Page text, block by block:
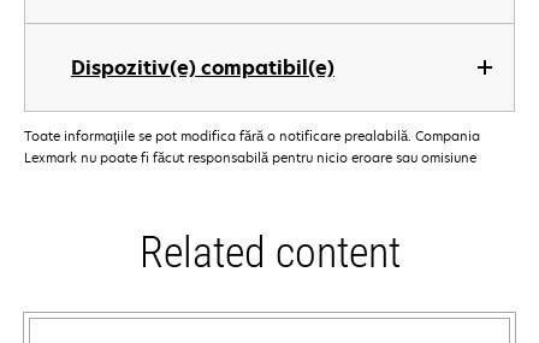
Dispozitiv(e) compatibil(e)
Toate informaţiile se pot modifica fără o notificare prealabilă. Compania
Lexmark nu poate fi făcut responsabilă pentru nicio eroare sau omisiune
Related content